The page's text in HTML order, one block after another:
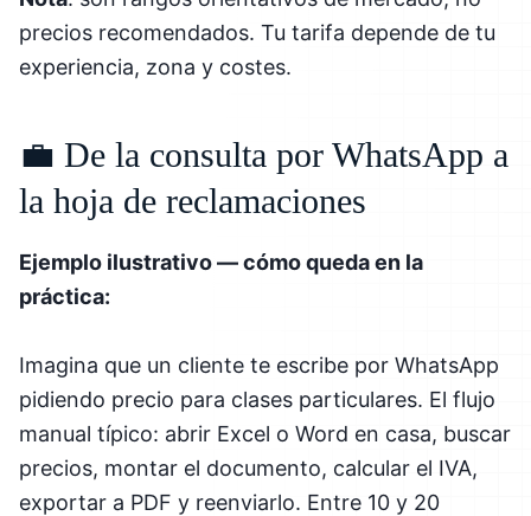
precios recomendados. Tu tarifa depende de tu
experiencia, zona y costes.
💼 De la consulta por WhatsApp a
la hoja de reclamaciones
Ejemplo ilustrativo — cómo queda en la
práctica:
Imagina que un cliente te escribe por WhatsApp
pidiendo precio para clases particulares. El flujo
manual típico: abrir Excel o Word en casa, buscar
precios, montar el documento, calcular el IVA,
exportar a PDF y reenviarlo. Entre 10 y 20